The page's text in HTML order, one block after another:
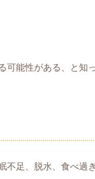
可能性がある、と知
不足、脱水、食べ過